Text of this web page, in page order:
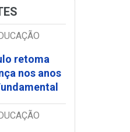
retoma
nos anos